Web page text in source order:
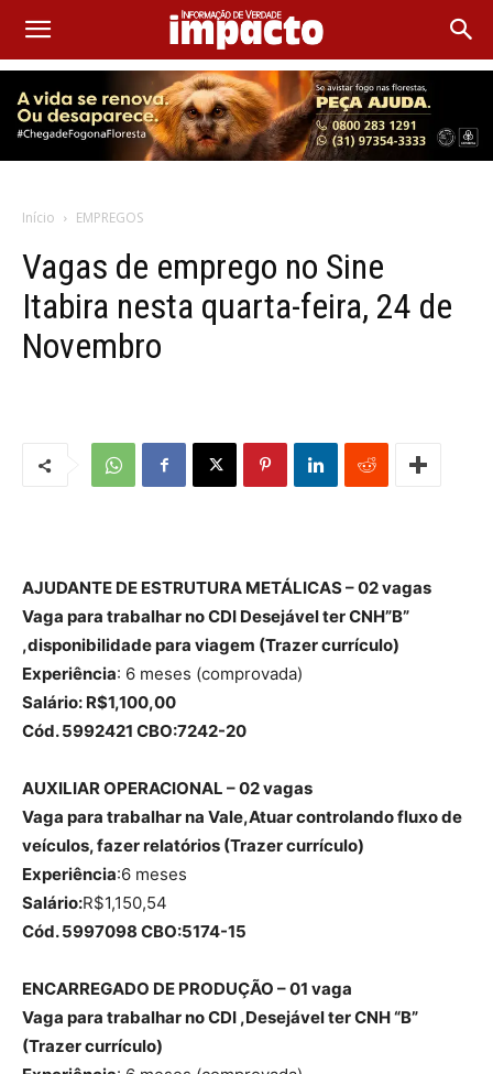
Início EMPREGOS
Vagas de emprego no Sine
Itabira nesta quarta-feira, 24 de
Novembro
AJUDANTE DE ESTRUTURA METÁLICAS – 02 vagas
Vaga para trabalhar no CDI Desejável ter CNH”B”
,disponibilidade para viagem (Trazer currículo)
Experiência: 6 meses (comprovada)
Salário: R$1,100,00
Cód. 5992421 CBO:7242-20
AUXILIAR OPERACIONAL – 02 vagas
Vaga para trabalhar na Vale,Atuar controlando fluxo de
veículos, fazer relatórios (Trazer currículo)
Experiência:6 meses
Salário:R$1,150,54
Cód. 5997098 CBO:5174-15
ENCARREGADO DE PRODUÇÃO – 01 vaga
Vaga para trabalhar no CDI ,Desejável ter CNH “B”
(Trazer currículo)